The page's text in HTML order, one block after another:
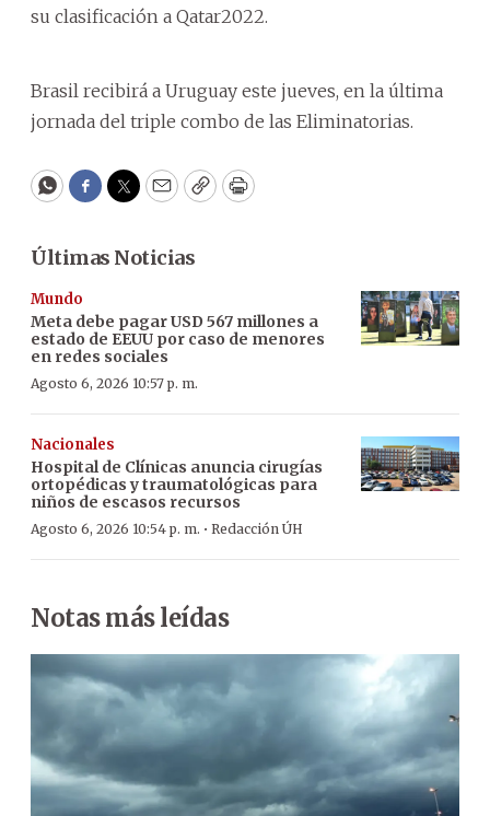
su clasificación a Qatar2022.
Brasil recibirá a Uruguay este jueves, en la última
jornada del triple combo de las Eliminatorias.
WhatsApp
Facebook
Twitter
EmailCopyPrint
Últimas Noticias
Mundo
Meta debe pagar USD 567 millones a
estado de EEUU por caso de menores
en redes sociales
Agosto 6, 2026 10:57 p. m.
Nacionales
Hospital de Clínicas anuncia cirugías
ortopédicas y traumatológicas para
niños de escasos recursos
Agosto 6, 2026 10:54 p. m. · Redacción ÚH
Notas más leídas